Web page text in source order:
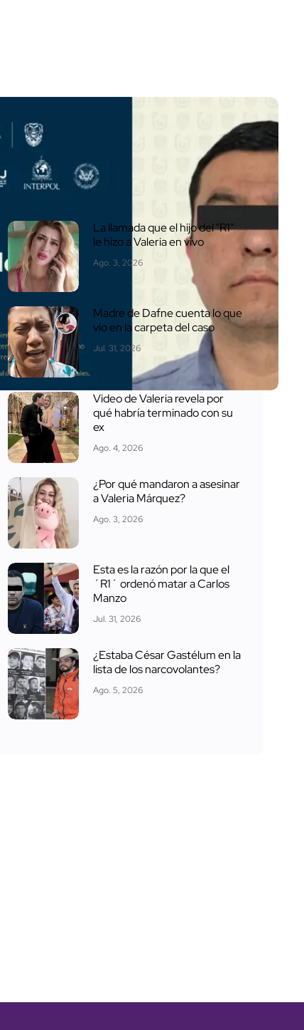
Las + Leídas
La llamada que el hijo del "R1"
le hizo a Valeria en vivo
Ago. 3, 2026
Madre de Dafne cuenta lo que
vio en la carpeta del caso
Jul. 31, 2026
Video de Valeria revela por
qué habría terminado con su
ex
Ago. 4, 2026
¿Por qué mandaron a asesinar
a Valeria Márquez?
Ago. 3, 2026
Esta es la razón por la que el
´R1´ ordenó matar a Carlos
Manzo
Jul. 31, 2026
¿Estaba César Gastélum en la
lista de los narcovolantes?
Ago. 5, 2026